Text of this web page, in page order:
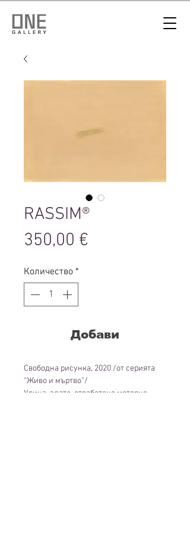
RASSIM®
350,00 €
Количество *
Добави
Свободна рисунка, 2020 /от серията
“Живо и мъртво”/
Урина, злато, отработено моторно